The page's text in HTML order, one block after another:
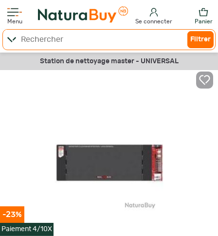
Menu Se connecter Panier
Filtrer
Station de nettoyage master - UNIVERSAL
-23%
Paiement 4/10X